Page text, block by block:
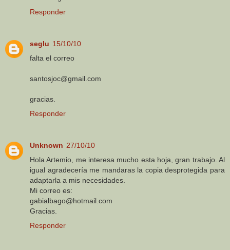
Responder
seglu 15/10/10
falta el correo
santosjoc@gmail.com
gracias.
Responder
Unknown 27/10/10
Hola Artemio, me interesa mucho esta hoja, gran trabajo. Al
igual agradecería me mandaras la copia desprotegida para
adaptarla a mis necesidades.
Mi correo es:
gabialbago@hotmail.com
Gracias.
Responder